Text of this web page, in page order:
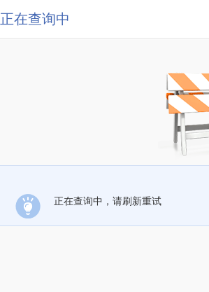
正在查询中
正在查询中，请刷新重试